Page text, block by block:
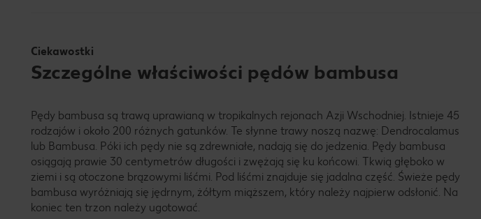
Ciekawostki
Szczególne właściwości pędów bambusa
Pędy bambusa są trawą uprawianą w tropikalnych rejonach Azji Wschodniej. Istnieje 45
rodzajów i około 200 różnych gatunków. Te słynne trawy noszą nazwę: Dendrocalamus
lub Bambusa. Póki ich pędy nie są zdrewniałe, nadają się do jedzenia. Pędy bambusa
osiągają prawie 30 centymetrów długości i zwężają się ku końcowi. Tkwią głęboko w
ziemi i są otoczone brązowymi liśćmi. Pod liśćmi znajduje się jadalna część. Świeże pędy
bambusa wyróżniają się jędrnym, żółtym miąższem, który należy najpierw odsłonić. Na
koniec ten trzon należy ugotować.